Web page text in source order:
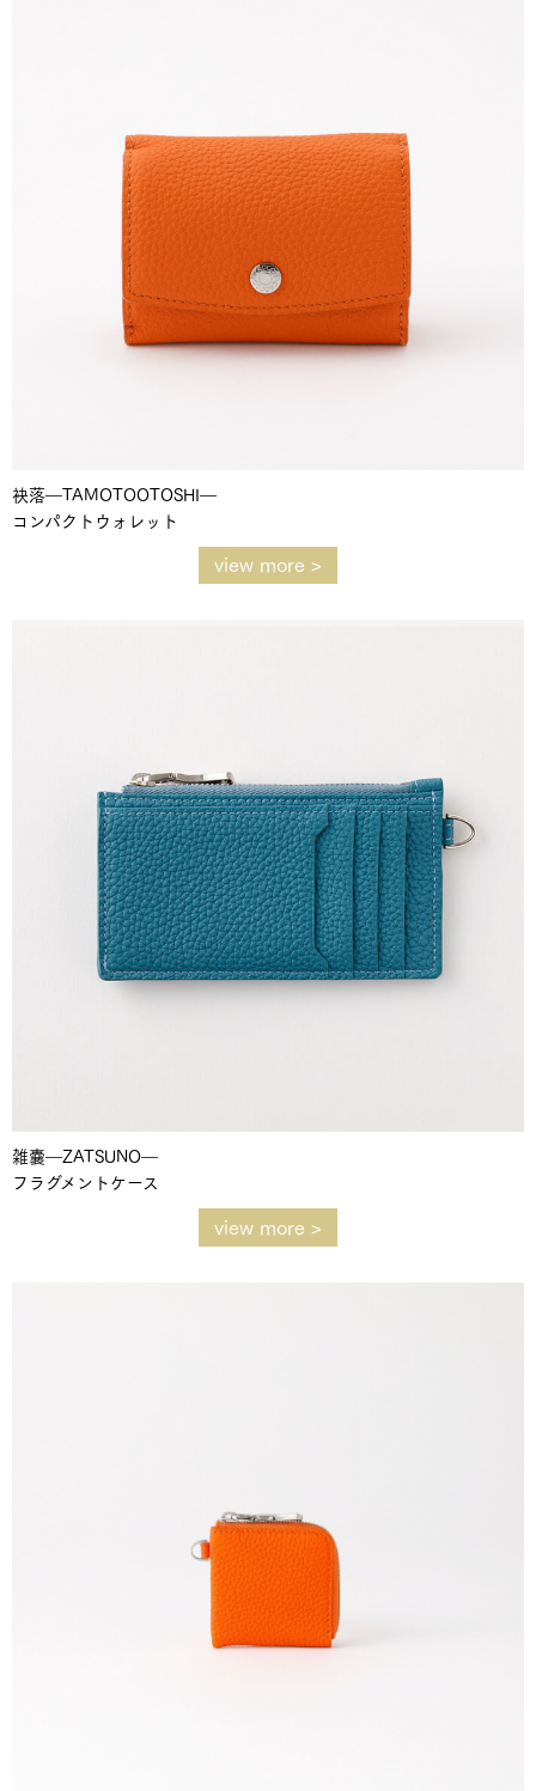
袂落―TAMOTOOTOSHI―
コンパクトウォレット
view more >
雑嚢―ZATSUNO―
フラグメントケース
view more >